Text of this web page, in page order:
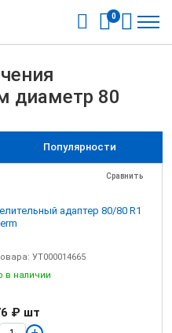
0
диаметр 80
Популярности
Сравнить
адаптер 80/80 R1
УТ000014665
в наличии
₽ шт